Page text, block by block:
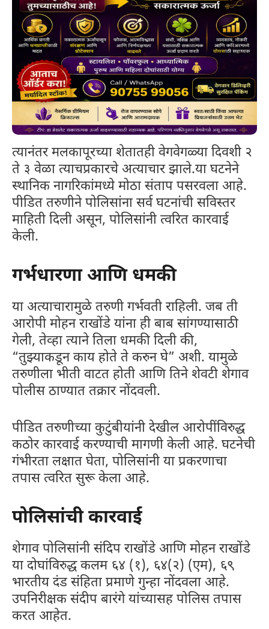
त्यानंतर मलकापूरच्या शेतातही वेगवेगळ्या दिवशी २
ते ३ वेळा त्याचप्रकारचे अत्याचार झाले.या घटनेने
स्थानिक नागरिकांमध्ये मोठा संताप पसरवला आहे.
पीडित तरुणीने पोलिसांना सर्व घटनांची सविस्तर
माहिती दिली असून, पोलिसांनी त्वरित कारवाई
केली.
गर्भधारणा आणि धमकी
या अत्याचारामुळे तरुणी गर्भवती राहिली. जब ती
आरोपी मोहन राखोंडे यांना ही बाब सांगण्यासाठी
गेली, तेव्हा त्याने तिला धमकी दिली की,
“तुझ्याकडून काय होते ते करुन घे” अशी. यामुळे
तरुणीला भीती वाटत होती आणि तिने शेवटी शेगाव
पोलीस ठाण्यात तक्रार नोंदवली.
पीडित तरुणीच्या कुटुंबीयांनी देखील आरोपींविरुद्ध
कठोर कारवाई करण्याची मागणी केली आहे. घटनेची
गंभीरता लक्षात घेता, पोलिसांनी या प्रकरणाचा
तपास त्वरित सुरू केला आहे.
पोलिसांची कारवाई
शेगाव पोलिसांनी संदिप राखोंडे आणि मोहन राखोंडे
या दोघांविरुद्ध कलम ६४ (१), ६४(२) (एम), ६९
भारतीय दंड संहिता प्रमाणे गुन्हा नोंदवला आहे.
उपनिरीक्षक संदीप बारंगे यांच्यासह पोलिस तपास
करत आहेत.